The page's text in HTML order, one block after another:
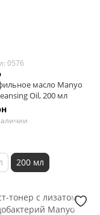
0576
масло Manyo
Oil, 200 мл
200 мл